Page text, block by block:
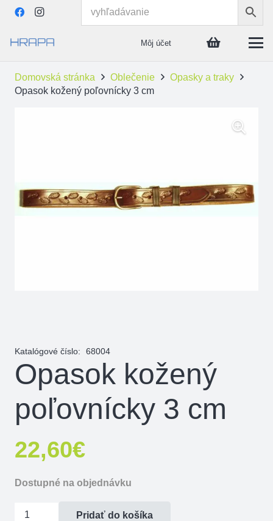
Môj účet
Domovská stránka Oblečenie
Opasky a traky
Opasok kožený poľovnícky 3 cm
Katalógové číslo: 68004
Opasok kožený
poľovnícky 3 cm
22,60€
Dostupné na objednávku
množstvo
Pridať do košíka